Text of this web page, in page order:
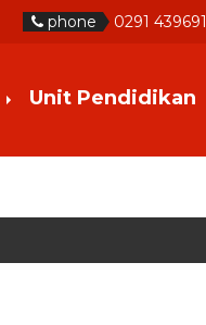
phone 0291 439691
Unit Pendidikan